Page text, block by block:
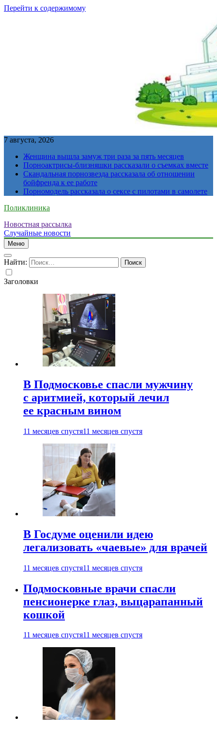
Перейти к содержимому
7 августа, 2026
Женщина вышла замуж три раза за пять месяцев
Порноактрисы-близняшки рассказали о съемках вместе
Скандальная порнозвезда рассказала об отношении
бойфренда к ее работе
Порномодель рассказала о сексе с пилотами в самолете
Поликлиника
Новостная рассылка
Случайные новости
Меню
Найти:
Заголовки
В Подмосковье спасли мужчину
с аритмией, который лечил
ее красным вином
11 месяцев спустя11 месяцев спустя
В Госдуме оценили идею
легализовать «чаевые» для врачей
11 месяцев спустя11 месяцев спустя
Подмосковные врачи спасли
пенсионерке глаз, выцарапанный
кошкой
11 месяцев спустя11 месяцев спустя